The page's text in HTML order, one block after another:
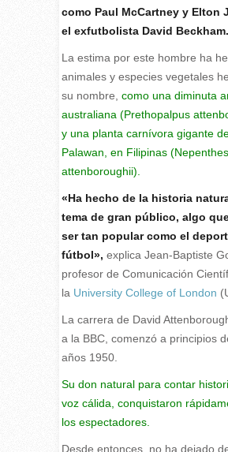
como Paul McCartney y Elton
el exfutbolista David Beckham.
La estima por este hombre ha
animales y especies vegetales
su nombre, como una diminuta
australiana (Prethopalpus
y una planta carnívora gigante
Palawan, en Filipinas (Nepenthes
attenboroughii).
«Ha hecho de la historia
tema de gran público, algo
ser tan popular como el
fútbol», explica Jean-Baptiste
profesor de Comunicación
la University College of London
La carrera de David
a la BBC, comenzó a principios
años 1950.
Su don natural para contar
voz cálida, conquistaron
los espectadores.
Desde entonces, no ha dejado